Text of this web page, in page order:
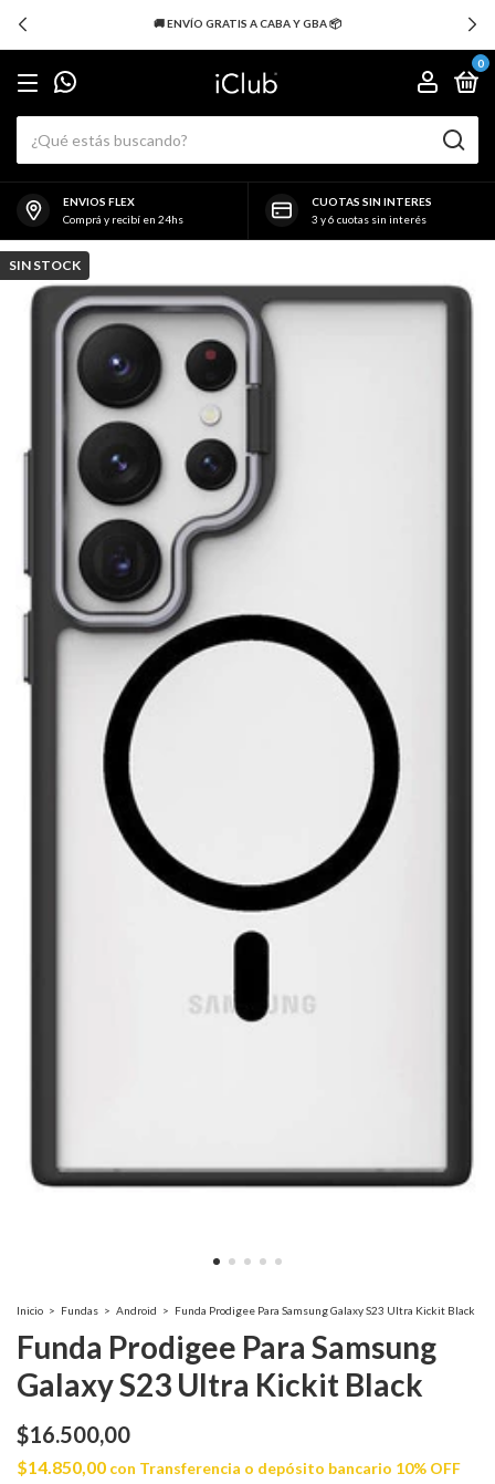
🚚 ENVÍO GRATIS A CABA Y GBA 📦
0
ENVIOS FLEX
Comprá y recibí en 24hs
CUOTAS SIN INTERES
3 y 6 cuotas sin interés
SIN STOCK
Inicio > Fundas > Android > Funda Prodigee Para Samsung Galaxy S23 Ultra Kickit Black
Funda Prodigee Para Samsung
Galaxy S23 Ultra Kickit Black
$16.500,00
$14.850,00 con Transferencia o depósito bancario 10% OFF